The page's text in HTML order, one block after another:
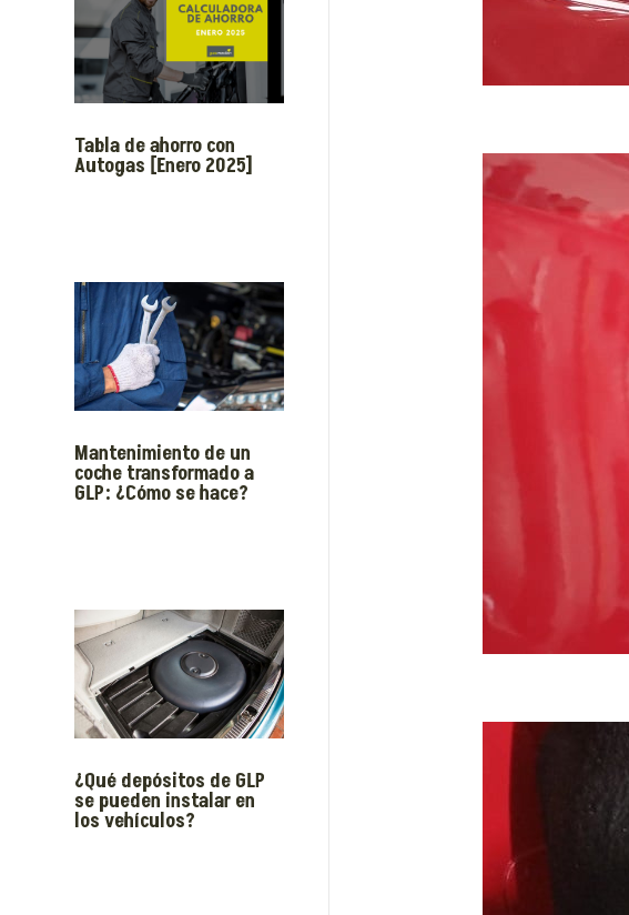
Tabla de ahorro con
Autogas [Enero 2025]
Mantenimiento de un
coche transformado a
GLP: ¿Cómo se hace?
¿Qué depósitos de GLP
se pueden instalar en
los vehículos?